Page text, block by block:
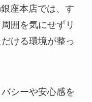
座本店では、す
囲を気にせずリ
ける環境が整っ
シーや安心感を